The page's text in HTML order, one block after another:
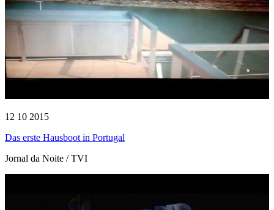
12 10 2015
Das erste Hausboot in Portugal
Jornal da Noite / TVI